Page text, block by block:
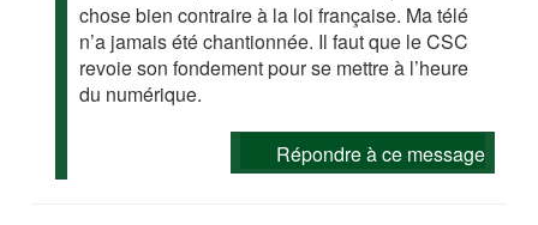
chose bien contraire à la loi française. Ma télé
n’a jamais été chantionnée. Il faut que le CSC
revoie son fondement pour se mettre à l’heure
du numérique.
Répondre à ce message